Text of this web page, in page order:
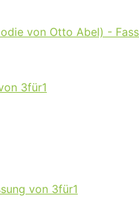
von Otto Abel) -
3für1
von 3für1